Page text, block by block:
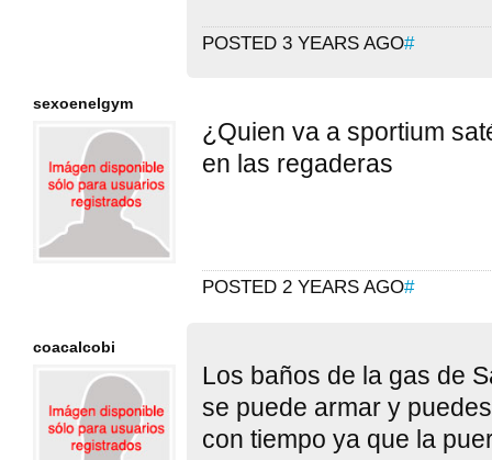
POSTED 3 YEARS AGO#
sexoenelgym
¿Quien va a sportium
en las regaderas
POSTED 2 YEARS AGO#
coacalcobi
Los baños de la gas de
se puede armar y
con tiempo ya que la